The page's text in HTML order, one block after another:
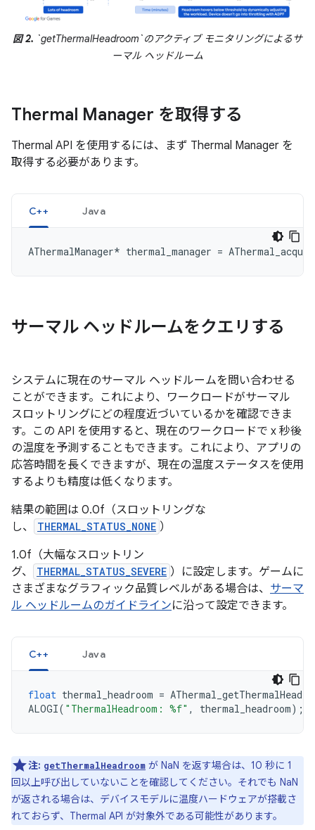
図 2. `getThermalHeadroom`のアクティブ モニタリングによるサ
ーマル ヘッドルーム
Thermal Manager を取得する
Thermal API を使用するには、まず Thermal Manager を
取得する必要があります。
C++ Java
AThermalManager* thermal_manager =
サーマル ヘッドルームをクエリする
システムに現在のサーマル ヘッドルームを問い合わせる
ことができます。これにより、ワークロードがサーマル
スロットリングにどの程度近づいているかを確認できま
す。この API を使用すると、現在のワークロードで x 秒後
の温度を予測することもできます。これにより、アプリの
応答時間を長くできますが、現在の温度ステータスを使用
するよりも精度は低くなります。
結果の範囲は 0.0f（スロットリングな
し、
THERMAL_STATUS_NONE ）
1.0f（大幅なスロットリン
グ、
THERMAL_STATUS_SEVERE ）に設定します。ゲームに
さまざまなグラフィック品質レベルがある場合は、 サーマ
ル ヘッドルームのガイドラインに沿って設定できます。
C++ Java
float thermal_headroom =
ALOGI( "ThermalHeadroom: %f" , thermal_headroom);
注: getThermalHeadroom が NaN を返す場合は、10 秒に 1
回以上呼び出していないことを確認してください。それでも NaN
が返される場合は、デバイスモデルに温度ハードウェアが搭載さ
れておらず、Thermal API が対象外である可能性があります。